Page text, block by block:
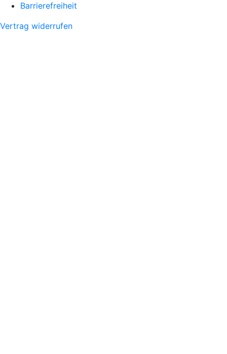
Barrierefreiheit
Vertrag widerrufen